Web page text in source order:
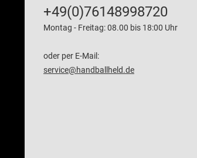
+49(0)76148998720
Montag - Freitag: 08.00 bis 18:00 Uhr
oder per E-Mail:
service@handballheld.de